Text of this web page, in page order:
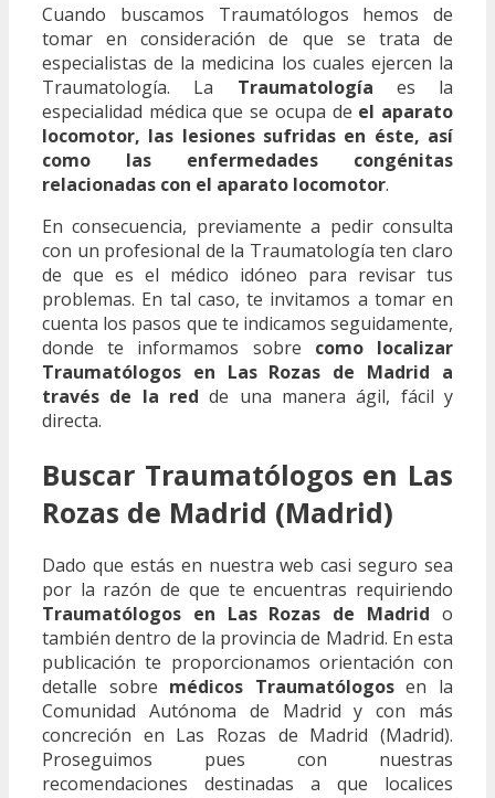
Cuando buscamos Traumatólogos hemos de
tomar en consideración de que se trata de
especialistas de la medicina los cuales ejercen la
Traumatología. La Traumatología es la
especialidad médica que se ocupa de el aparato
locomotor, las lesiones sufridas en éste, así
como las enfermedades congénitas
relacionadas con el aparato locomotor.
En consecuencia, previamente a pedir consulta
con un profesional de la Traumatología ten claro
de que es el médico idóneo para revisar tus
problemas. En tal caso, te invitamos a tomar en
cuenta los pasos que te indicamos seguidamente,
donde te informamos sobre como localizar
Traumatólogos en Las Rozas de Madrid a
través de la red de una manera ágil, fácil y
directa.
Buscar Traumatólogos en Las
Rozas de Madrid (Madrid)
Dado que estás en nuestra web casi seguro sea
por la razón de que te encuentras requiriendo
Traumatólogos en Las Rozas de Madrid o
también dentro de la provincia de Madrid. En esta
publicación te proporcionamos orientación con
detalle sobre médicos Traumatólogosen la
Comunidad Autónoma de Madrid y con más
concreción en Las Rozas de Madrid (Madrid).
Proseguimos pues con nuestras
recomendaciones destinadas a que localices